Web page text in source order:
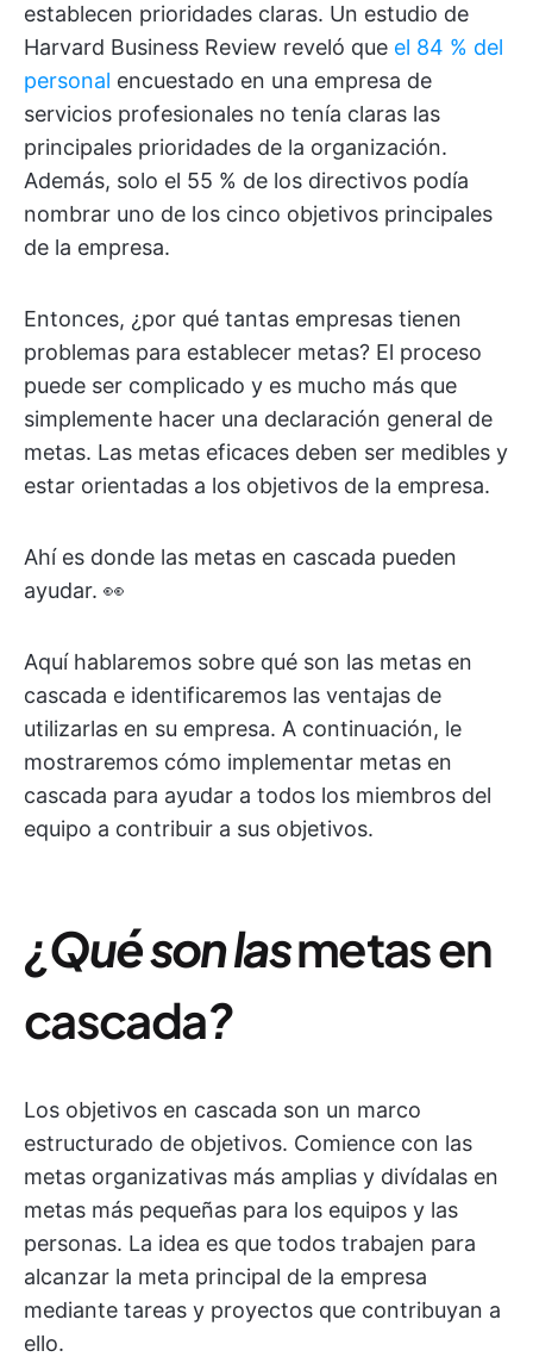
establecen prioridades claras. Un estudio de
Harvard Business Review reveló que el 84 % del
personal encuestado en una empresa de
servicios profesionales no tenía claras las
principales prioridades de la organización.
Además, solo el 55 % de los directivos podía
nombrar uno de los cinco objetivos principales
de la empresa.
Entonces, ¿por qué tantas empresas tienen
problemas para establecer metas? El proceso
puede ser complicado y es mucho más que
simplemente hacer una declaración general de
metas. Las metas eficaces deben ser medibles y
estar orientadas a los objetivos de la empresa.
Ahí es donde las metas en cascada pueden
ayudar. 👀
Aquí hablaremos sobre qué son las metas en
cascada e identificaremos las ventajas de
utilizarlas en su empresa. A continuación, le
mostraremos cómo implementar metas en
cascada para ayudar a todos los miembros del
equipo a contribuir a sus objetivos.
¿Qué son lasmetas en
cascada?
Los objetivos en cascada son un marco
estructurado de objetivos. Comience con las
metas organizativas más amplias y divídalas en
metas más pequeñas para los equipos y las
personas. La idea es que todos trabajen para
alcanzar la meta principal de la empresa
mediante tareas y proyectos que contribuyan a
ello.